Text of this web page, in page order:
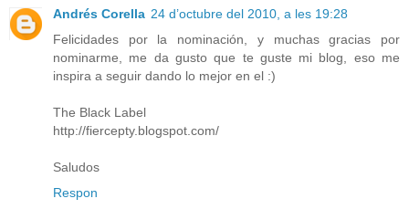
Andrés Corella 24 d’octubre del 2010, a les 19:28
Felicidades por la nominación, y muchas gracias por
nominarme, me da gusto que te guste mi blog, eso me
inspira a seguir dando lo mejor en el :)
The Black Label
http://fiercepty.blogspot.com/
Saludos
Respon